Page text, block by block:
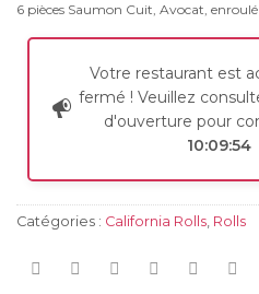
6 pièces Saumon Cuit, Avocat,
Votre restaurant est
fermé ! Veuillez
d'ouverture pour
10:09:54
Catégories : California Rolls Rolls